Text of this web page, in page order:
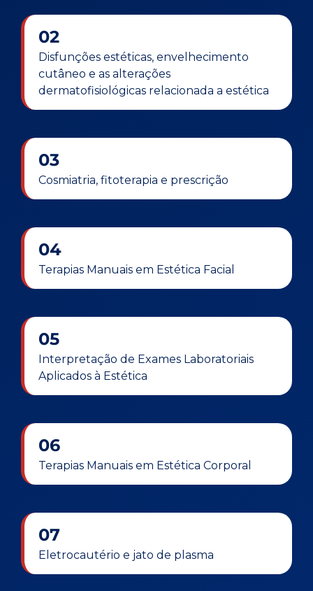
02
Disfunções estéticas, envelhecimento
cutâneo e as alterações
dermatofisiológicas relacionada a estética
03
Cosmiatria, fitoterapia e prescrição
04
Terapias Manuais em Estética Facial
05
Interpretação de Exames Laboratoriais
Aplicados à Estética
06
Terapias Manuais em Estética Corporal
07
Eletrocautério e jato de plasma